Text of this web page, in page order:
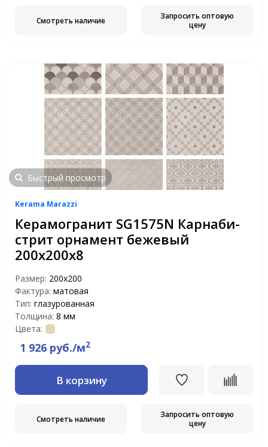
Смотреть наличие
Запросить оптовую
цену
Быстрый просмотр
Kerama Marazzi
Керамогранит SG1575N Карнаби-
стрит орнамент бежевый
200х200х8
Размер: 200x200
Фактура: матовая
Тип: глазурованная
Толщина: 8 мм
Цвета:
1 926 руб./м2
В корзину
Смотреть наличие
Запросить оптовую
цену